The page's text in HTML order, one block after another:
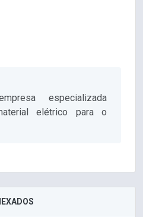
especializada
elétrico para o